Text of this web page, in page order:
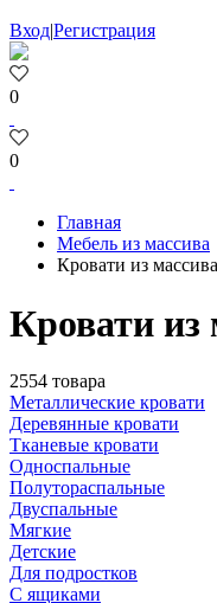
Вход|Регистрация
0
0
Главная
Мебель из массива
Кровати из
Кровати из
2554 товара
Металлические кровати
Деревянные кровати
Тканевые кровати
Односпальные
Полутораспальные
Двуспальные
Мягкие
Детские
Для подростков
С ящиками